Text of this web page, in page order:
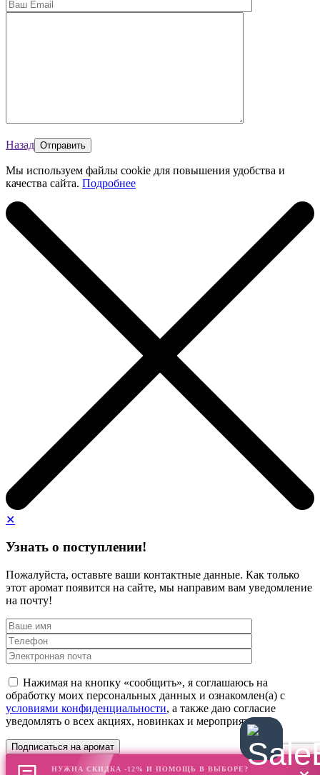
Назад
Мы используем файлы cookie для повышения удобства и
качества сайта. Подробнее
✕
Узнать о поступлении!
Пожалуйста, оставьте ваши контактные данные. Как только
этот аромат появится на сайте, мы направим вам уведомление
на почту!
Нажимая на кнопку «сообщить», я соглашаюсь на
обработку моих персональных данных и ознакомлен(а) с
условиями конфиденциальности, а также даю согласие
уведомлять о всех акциях, новинках и мероприятиях
НУЖНА СКИДКА -12% И ПОМОЩЬ В ВЫБОРЕ?